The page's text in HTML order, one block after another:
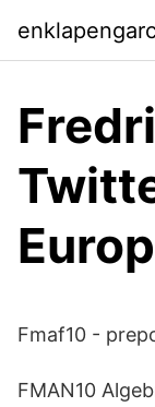
Fmaf10 -
FMAN10